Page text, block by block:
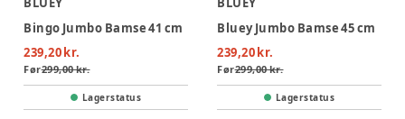
Bingo Jumbo Bamse 41 cm
239,20 kr.
Før299,00 kr.
Lagerstatus
Bluey Jumbo Bamse 45 cm
239,20 kr.
Før299,00 kr.
Lagerstatus